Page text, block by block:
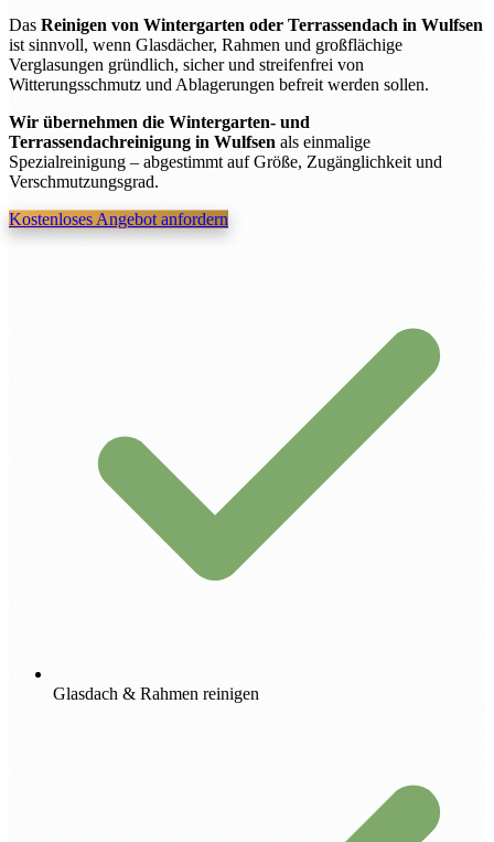
Das Reinigen von Wintergarten oder Terrassendach in Wulfsen
ist sinnvoll, wenn Glasdächer, Rahmen und großflächige
Verglasungen gründlich, sicher und streifenfrei von
Witterungsschmutz und Ablagerungen befreit werden sollen.
Wir übernehmen die Wintergarten- und
Terrassendachreinigung in Wulfsen als einmalige
Spezialreinigung – abgestimmt auf Größe, Zugänglichkeit und
Verschmutzungsgrad.
Kostenloses Angebot anfordern
Glasdach & Rahmen reinigen